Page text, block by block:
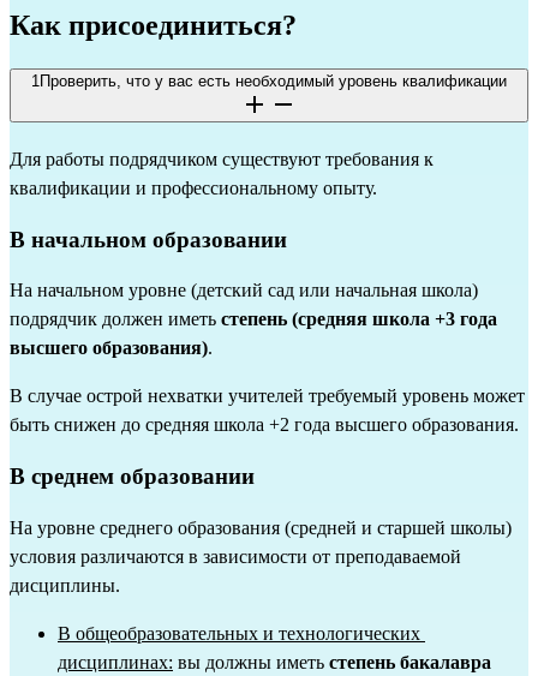
Как присоединиться?
1Проверить, что у вас есть необходимый уровень квалификации
Для работы подрядчиком существуют требования к
квалификации и профессиональному опыту.
В начальном образовании
На начальном уровне (детский сад или начальная школа)
подрядчик должен иметь степень (средняя школа +3 года
высшего образования).
В случае острой нехватки учителей требуемый уровень может
быть снижен до средняя школа +2 года высшего образования.
В среднем образовании
На уровне среднего образования (средней и старшей школы)
условия различаются в зависимости от преподаваемой
дисциплины.
В общеобразовательных и технологических
дисциплинах: вы должны иметь степень бакалавра